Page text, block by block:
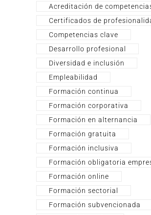
Acreditación de
Certificados de
Competencias clave
Desarrollo profesional
Diversidad e inclusión
Empleabilidad
Formación continua
Formación corporativa
Formación en alternancia
Formación gratuita
Formación inclusiva
Formación obligatoria
Formación online
Formación sectorial
Formación subvencionada